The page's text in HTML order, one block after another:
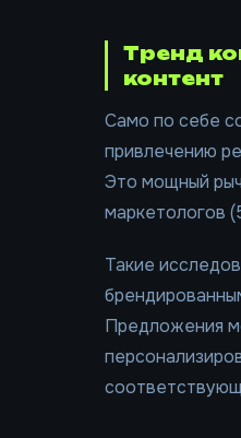
Тренд
контент
Само по себе
привлечению
Это мощный
маркетологов
Такие
Предложения